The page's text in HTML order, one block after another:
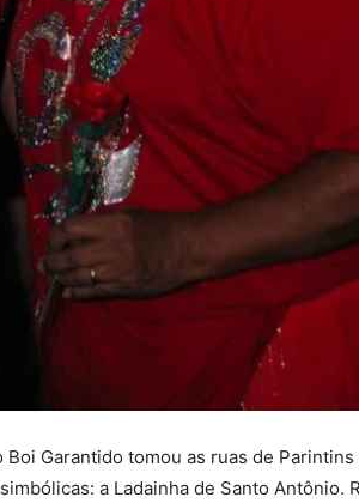
Garantido tomou as ruas de
a Ladainha de Santo Antônio.